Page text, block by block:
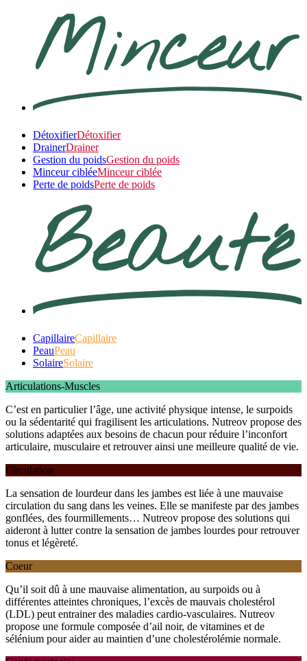
DétoxifierDétoxifier
DrainerDrainer
Gestion du poidsGestion du poids
Minceur cibléeMinceur ciblée
Perte de poidsPerte de poids
CapillaireCapillaire
PeauPeau
SolaireSolaire
Articulations-Muscles
C’est en particulier l’âge, une activité physique intense, le surpoids
ou la sédentarité qui fragilisent les articulations. Nutreov propose des
solutions adaptées aux besoins de chacun pour réduire l’inconfort
articulaire, musculaire et retrouver ainsi une meilleure qualité de vie.
Circulation
La sensation de lourdeur dans les jambes est liée à une mauvaise
circulation du sang dans les veines. Elle se manifeste par des jambes
gonflées, des fourmillements… Nutreov propose des solutions qui
aideront à lutter contre la sensation de jambes lourdes pour retrouver
tonus et légèreté.
Coeur
Qu’il soit dû à une mauvaise alimentation, au surpoids ou à
différentes atteintes chroniques, l’excès de mauvais cholestérol
(LDL) peut entrainer des maladies cardio-vasculaires. Nutreov
propose une formule composée d’ail noir, de vitamines et de
sélénium pour aider au maintien d’une cholestérolémie normale.